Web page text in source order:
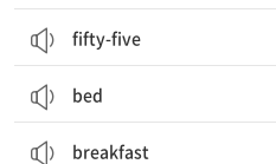
fifty-five
bed
breakfast